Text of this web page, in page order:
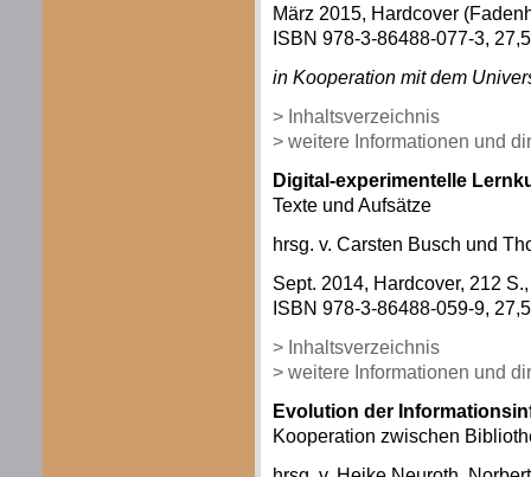
März 2015, Hardcover
ISBN 978-3-86488-077-3,
in Kooperation mit dem
> Inhaltsverzeichnis
> weitere Informationen und
Digital-experimentelle
Texte und Aufsätze
hrsg. v. Carsten Busch und
Sept. 2014, Hardcover, 212
ISBN 978-3-86488-059-9,
> Inhaltsverzeichnis
> weitere Informationen und
Evolution der
Kooperation zwischen